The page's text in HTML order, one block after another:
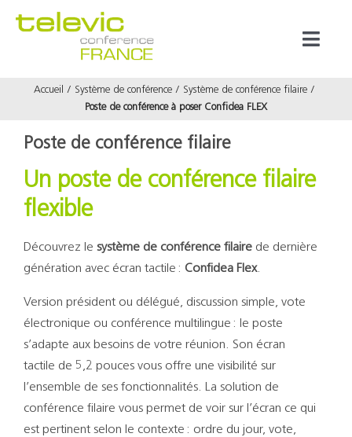
À propos
Accueil Système de conférence
Système de conférence filaire
Poste de conférence à poser Confidea FLEX
Poste de conférence filaire
Un poste de conférence filaire
flexible
Découvrez le système de conférence filaire de dernière
génération avec écran tactile : Confidea Flex.
Version président ou délégué, discussion simple, vote
électronique ou conférence multilingue : le poste
s’adapte aux besoins de votre réunion. Son écran
tactile de 5,2 pouces vous offre une visibilité sur
l’ensemble de ses fonctionnalités. La solution de
conférence filaire vous permet de voir sur l’écran ce qui
est pertinent selon le contexte : ordre du jour, vote,